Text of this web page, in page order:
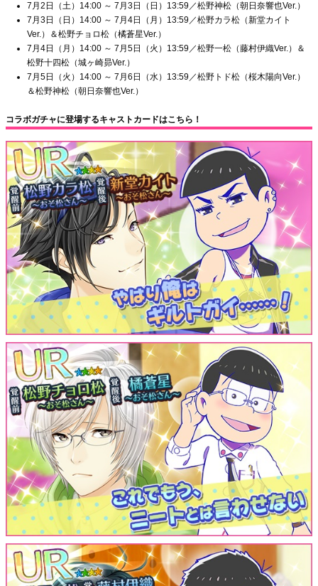
7月2日（土）14:00 ～ 7月3日（日）13:59／松野神松（朝日奈響也Ver.）
7月3日（日）14:00 ～ 7月4日（月）13:59／松野カラ松（新堂カイト
Ver.）＆松野チョロ松（橘蒼星Ver.）
7月4日（月）14:00 ～ 7月5日（火）13:59／松野一松（藤村伊織Ver.）＆
松野十四松（城ヶ崎昴Ver.）
7月5日（火）14:00 ～ 7月6日（水）13:59／松野トド松（桜木陽向Ver.）
＆松野神松（朝日奈響也Ver.）
コラボガチャに登場するキャストカードはこちら！